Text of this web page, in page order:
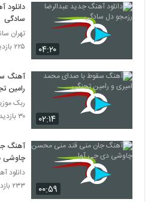
۰۴:۲۰
دانلود
سادگی
تهران
۲۲۵ بازدید
۰۲:۱۴
آهنگ
رامین
ربک
۳۰ بازدید
۰۰:۵۹
آهنگ
چاوشی
۲۳۳ بازدید